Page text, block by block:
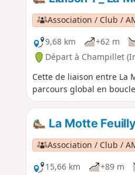
Association / Club /
9,68 km
+62 m
Départ à Champillet
Cette de liaison entre La
parcours global en
La Motte
Association / Club /
15,66 km
+89 m